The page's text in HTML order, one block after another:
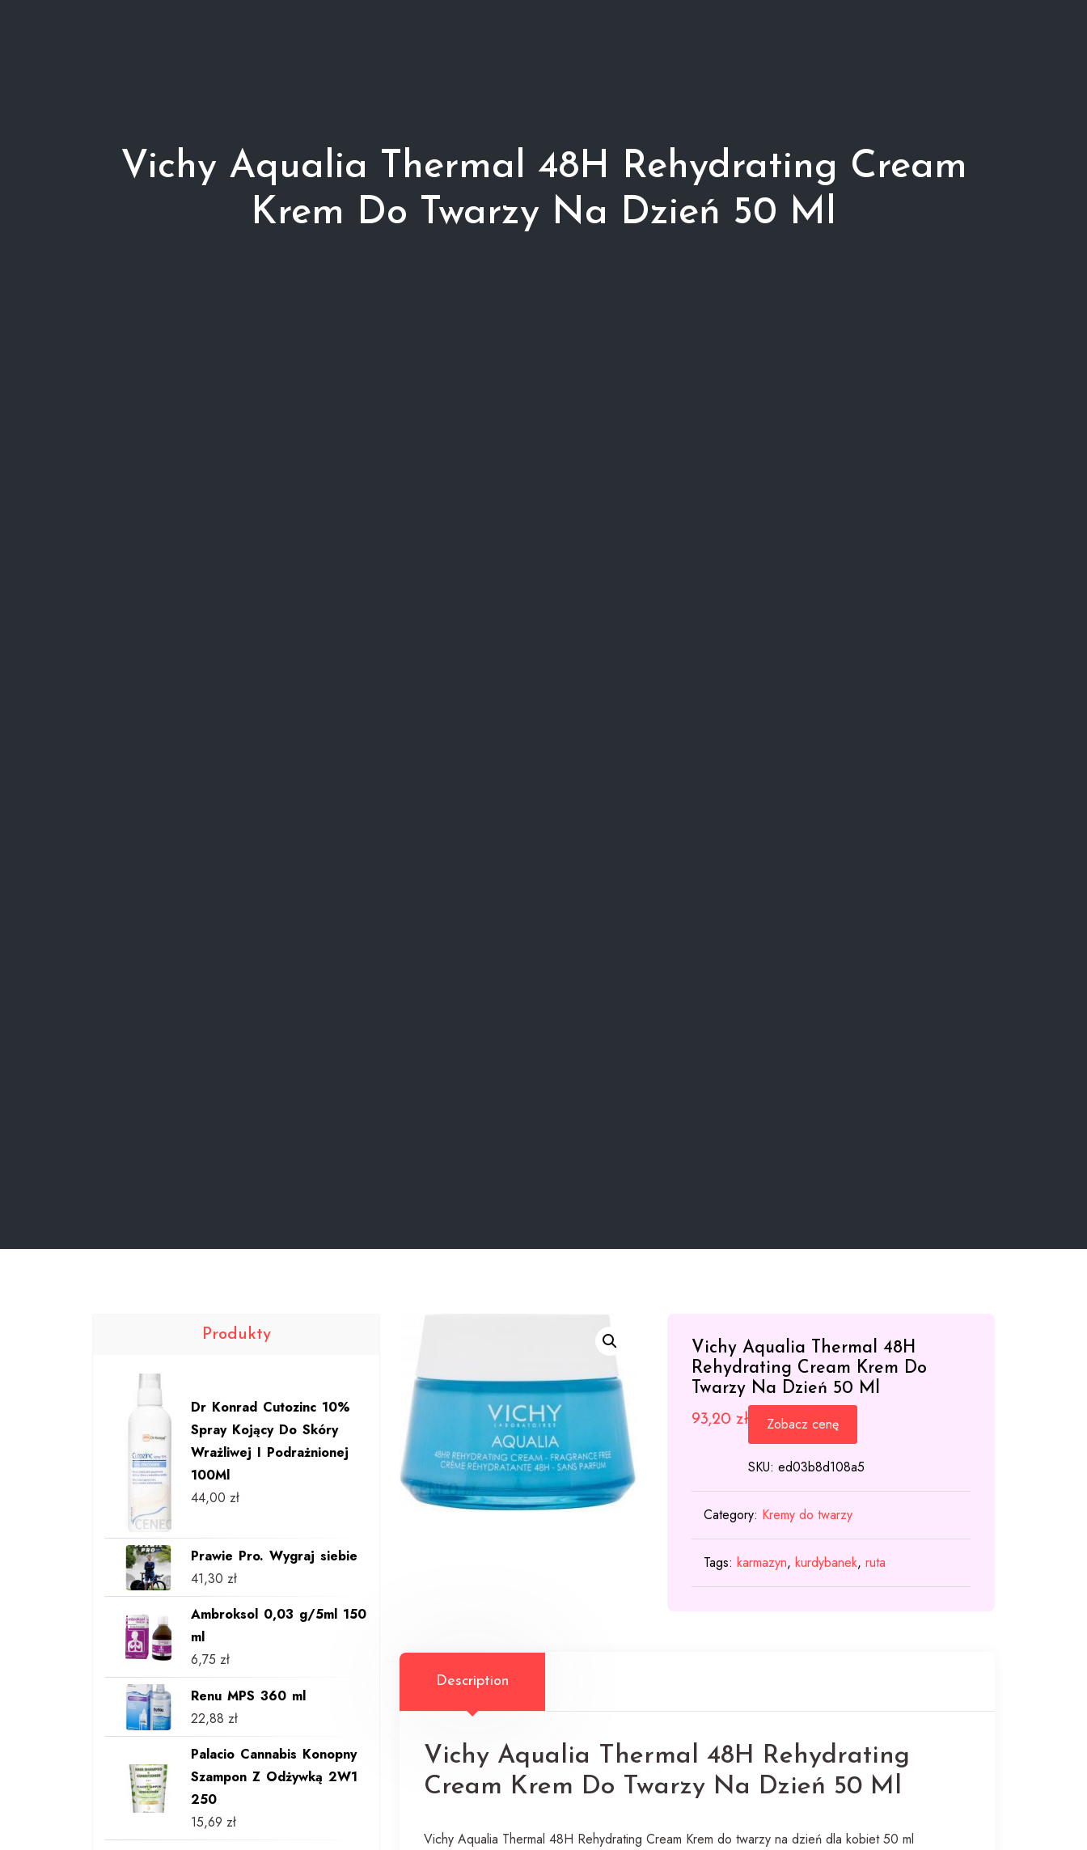
Vichy Aqualia Thermal 48H Rehydrating Cream
Krem Do Twarzy Na Dzień 50 Ml
Vichy Aqualia Thermal 48H
Rehydrating Cream Krem Do
Twarzy Na Dzień 50 Ml
93,20 zł Zobacz cenę
SKU:ed03b8d108a5
Category: Kremy do twarzy
Tags:karmazyn,kurdybanek,ruta
Description
Vichy Aqualia Thermal 48H Rehydrating
Cream Krem Do Twarzy Na Dzień 50 Ml
Vichy Aqualia Thermal 48H Rehydrating Cream Krem do twarzy na dzień dla kobiet 50 ml
Produkty
Dr Konrad Cutozinc 10%
Spray Kojący Do Skóry
Wrażliwej I Podrażnionej
100Ml
44,00 zł
Prawie Pro. Wygraj siebie
41,30 zł
Ambroksol 0,03 g/5ml 150
ml
6,75 zł
Renu MPS 360 ml
22,88 zł
Palacio Cannabis Konopny
Szampon Z Odżywką 2W1
250
15,69 zł